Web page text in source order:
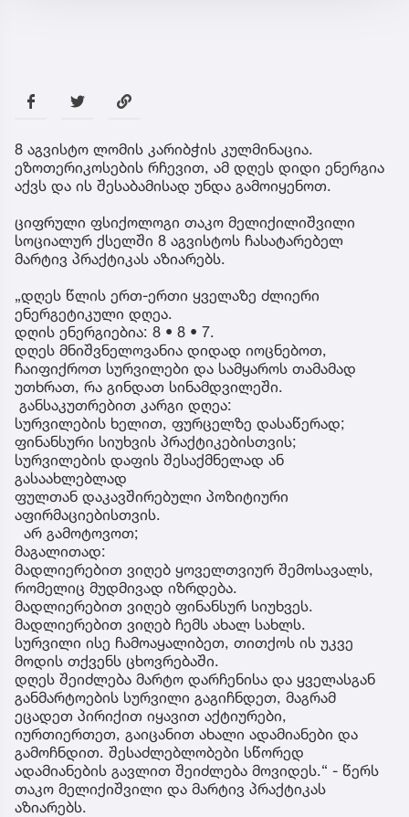
8 აგვისტო ლომის კარიბჭის კულმინაცია.
ეზოთერიკოსების რჩევით, ამ დღეს დიდი ენერგია
აქვს და ის შესაბამისად უნდა გამოიყენოთ.
ციფრული ფსიქოლოგი თაკო მელიქილიშვილი
სოციალურ ქსელში 8 აგვისტოს ჩასატარებელ
მარტივ პრაქტიკას აზიარებს.
„დღეს წლის ერთ-ერთი ყველაზე ძლიერი
ენერგეტიკული დღეა.
დღის ენერგიებია: 8 • 8 • 7.
დღეს მნიშვნელოვანია დიდად იოცნებოთ,
ჩაიფიქროთ სურვილები და სამყაროს თამამად
უთხრათ, რა გინდათ სინამდვილეში.
განსაკუთრებით კარგი დღეა:
სურვილების ხელით, ფურცელზე დასაწერად;
ფინანსური სიუხვის პრაქტიკებისთვის;
სურვილების დაფის შესაქმნელად ან
გასაახლებლად
ფულთან დაკავშირებული პოზიტიური
აფირმაციებისთვის.
არ გამოტოვოთ;
მაგალითად:
მადლიერებით ვიღებ ყოველთვიურ შემოსავალს,
რომელიც მუდმივად იზრდება.
მადლიერებით ვიღებ ფინანსურ სიუხვეს.
მადლიერებით ვიღებ ჩემს ახალ სახლს.
სურვილი ისე ჩამოაყალიბეთ, თითქოს ის უკვე
მოდის თქვენს ცხოვრებაში.
დღეს შეიძლება მარტო დარჩენისა და ყველასგან
განმარტოების სურვილი გაგიჩნდეთ, მაგრამ
ეცადეთ პირიქით იყავით აქტიურები,
იურთიერთეთ, გაიცანით ახალი ადამიანები და
გამოჩნდით. შესაძლებლობები სწორედ
ადამიანების გავლით შეიძლება მოვიდეს.“ - წერს
თაკო მელიქიშვილი და მარტივ პრაქტიკას
აზიარებს.